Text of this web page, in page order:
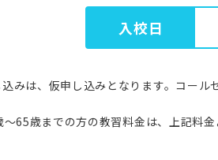
入校日
みは、仮申し込みとなります。コール
65歳までの方の教習料金は、上記料金